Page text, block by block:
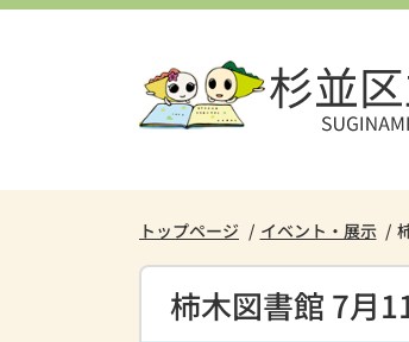
本
プ
トップページ イベント・展示
柿木図書館 7月